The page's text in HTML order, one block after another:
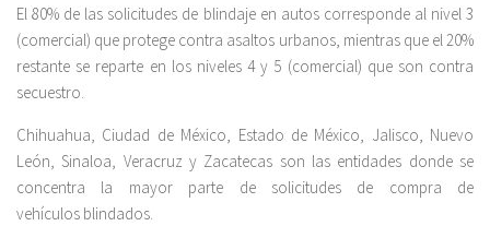
El 80% de las solicitudes de blindaje en autos corresponde al nivel 3
(comercial) que protege contra asaltos urbanos, mientras que el 20%
restante se reparte en los niveles 4 y 5 (comercial) que son contra
secuestro.
Chihuahua, Ciudad de México, Estado de México, Jalisco, Nuevo
León, Sinaloa, Veracruz y Zacatecas son las entidades donde se
concentra la mayor parte de solicitudes de compra de
vehículos blindados.